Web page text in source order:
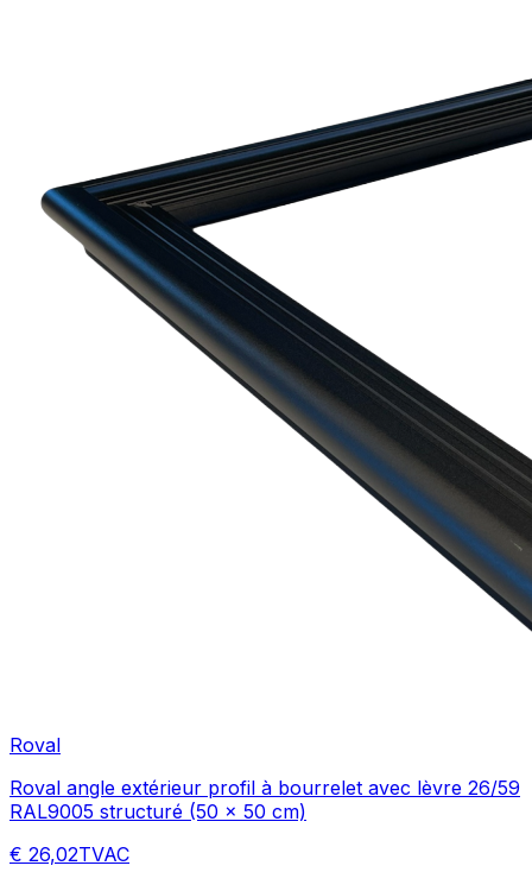
Roval
Roval angle extérieur profil à bourrelet avec lèvre 26/59
RAL9005 structuré (50 x 50 cm)
€ 26,02TVAC